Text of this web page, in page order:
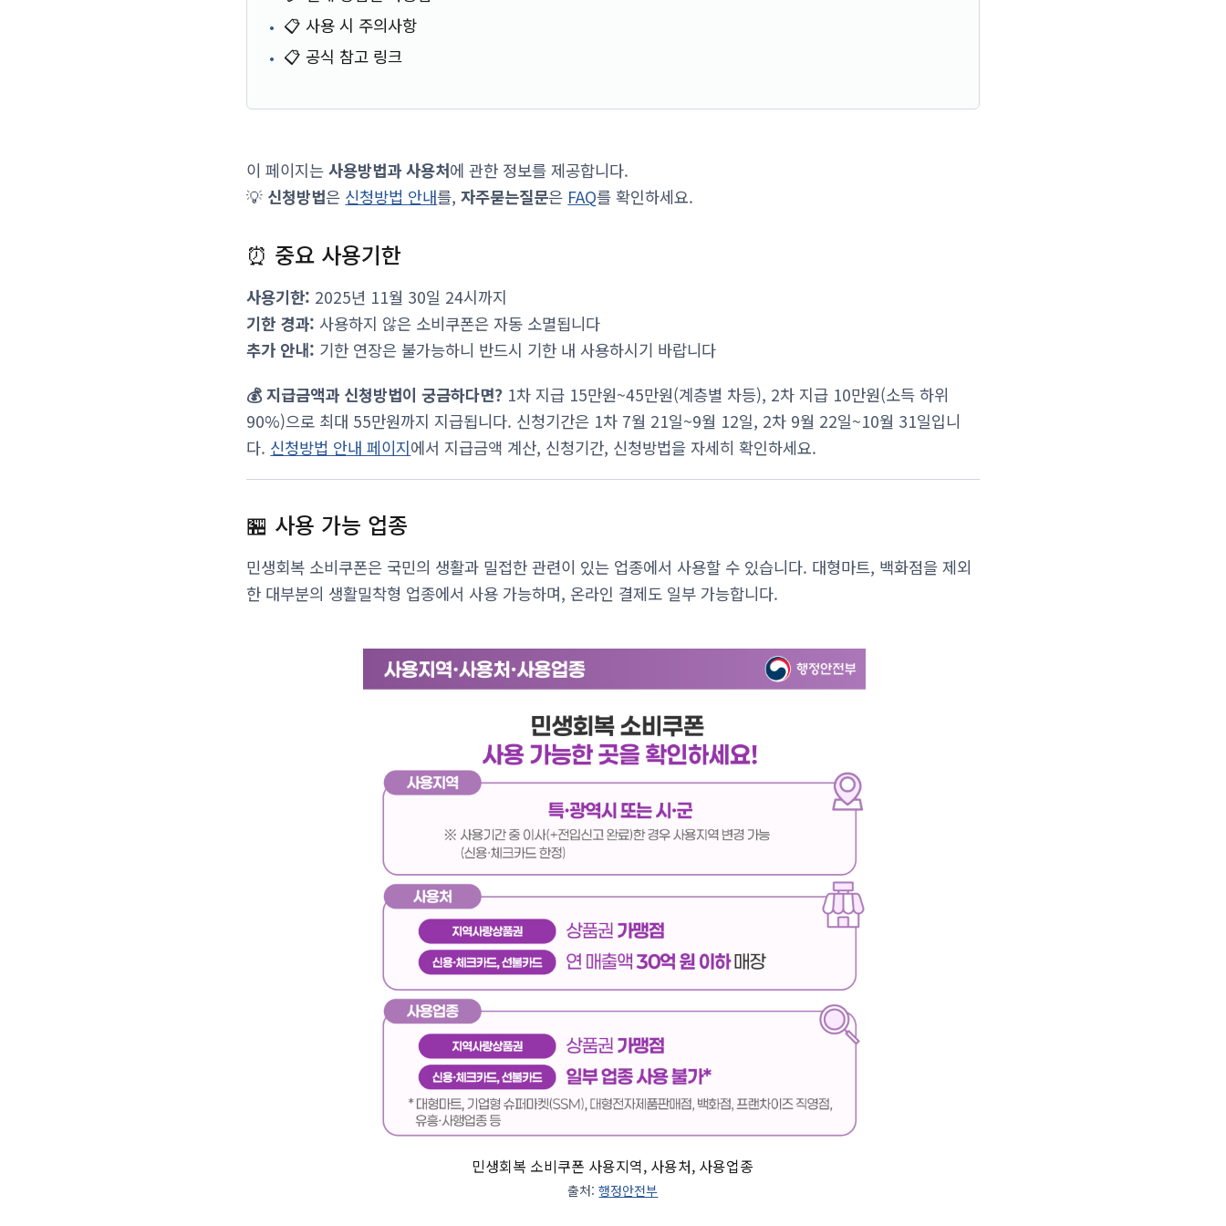
📋 사용 시 주의사항
📋 공식 참고 링크
이 페이지는사용방법과 사용처에 관한 정보를 제공합니다.
💡 신청방법은 신청방법 안내를,자주묻는질문은 FAQ를 확인하세요.
⏰ 중요 사용기한
사용기한: 2025년 11월 30일 24시까지
기한 경과: 사용하지 않은 소비쿠폰은 자동 소멸됩니다
추가 안내: 기한 연장은 불가능하니 반드시 기한 내 사용하시기 바랍니다
💰 지급금액과 신청방법이 궁금하다면? 1차 지급 15만원~45만원(계층별 차등), 2차 지급 10만원(소득 하위
90%)으로 최대 55만원까지 지급됩니다. 신청기간은 1차 7월 21일~9월 12일, 2차 9월 22일~10월 31일입니
다. 신청방법 안내 페이지에서 지급금액 계산, 신청기간, 신청방법을 자세히 확인하세요.
🏪 사용 가능 업종
민생회복 소비쿠폰은 국민의 생활과 밀접한 관련이 있는 업종에서 사용할 수 있습니다. 대형마트, 백화점을 제외
한 대부분의 생활밀착형 업종에서 사용 가능하며, 온라인 결제도 일부 가능합니다.
민생회복 소비쿠폰 사용지역, 사용처, 사용업종
출처:행정안전부